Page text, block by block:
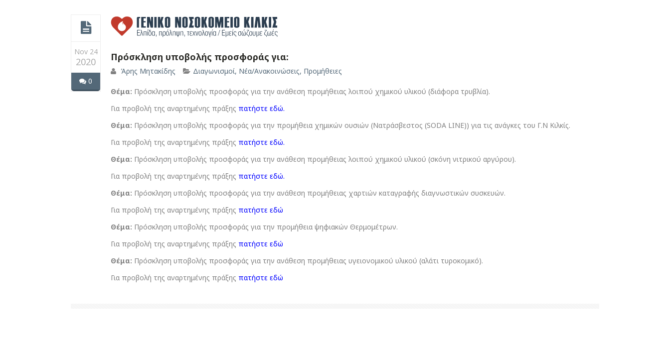
Nov 24
2020
0
Πρόσκληση υποβολής προσφοράς για:
Άρης Μητακίδης Διαγωνισμοί, Νέα/Ανακοινώσεις, Προμήθειες
Θέμα: Πρόσκληση υποβολής προσφοράς για την ανάθεση προμήθειας λοιπού χημικού υλικού (διάφορα τρυβλία).
Για προβολή της αναρτημένης πράξης πατήστε εδώ.
Θέμα: Πρόσκληση υποβολής προσφοράς για την προμήθεια χημικών ουσιών (Νατράσβεστος (SODA LINE)) για τις ανάγκες του Γ.Ν Κιλκίς.
Για προβολή της αναρτημένης πράξης πατήστε εδώ.
Θέμα: Πρόσκληση υποβολής προσφοράς για την ανάθεση προμήθειας λοιπού χημικού υλικού (σκόνη νιτρικού αργύρου).
Για προβολή της αναρτημένης πράξης πατήστε εδώ.
Θέμα: Πρόσκληση υποβολής προσφοράς για την ανάθεση προμήθειας χαρτιών καταγραφής διαγνωστικών συσκευών.
Για προβολή της αναρτημένης πράξης πατήστε εδώ
Θέμα: Πρόσκληση υποβολής προσφοράς για την προμήθεια ψηφιακών Θερμομέτρων.
Για προβολή της αναρτημένης πράξης πατήστε εδώ
Θέμα: Πρόσκληση υποβολής προσφοράς για την ανάθεση προμήθειας υγειονομικού υλικού (αλάτι τυροκομικό).
Για προβολή της αναρτημένης πράξης πατήστε εδώ